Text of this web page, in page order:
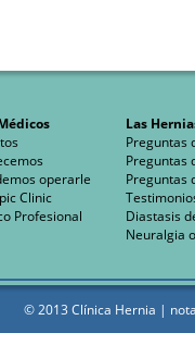
operarle
Clinic
Profesional
Las
Preguntas
Preguntas
Preguntas
Diastasis
Neuralgia
© 2013 Clínica Hernia |